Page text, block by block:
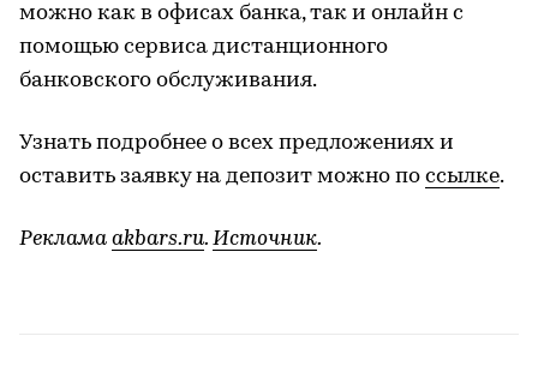
можно как в офисах банка, так и онлайн с
помощью сервиса дистанционного
банковского обслуживания.
Узнать подробнее о всех предложениях и
оставить заявку на депозит можно по ссылке.
Реклама akbars.ru. Источник.